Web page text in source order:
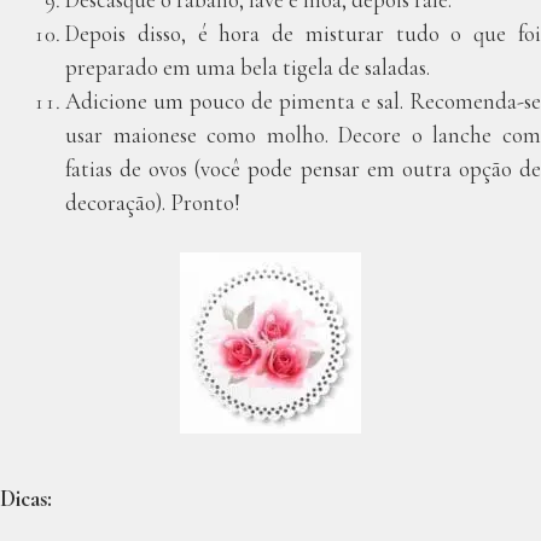
Depois disso, é hora de misturar tudo o que foi
preparado em uma bela tigela de saladas.
Adicione um pouco de pimenta e sal. Recomenda-se
usar maionese como molho. Decore o lanche com
fatias de ovos (você pode pensar em outra opção de
decoração). Pronto!
Dicas: